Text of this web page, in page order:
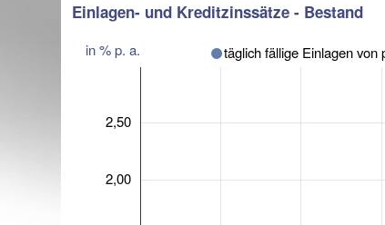
Einlagen- und Kreditzinssätze - Bestand
in % p. a.
2,00
2,50
täglich fällige Einlagen von